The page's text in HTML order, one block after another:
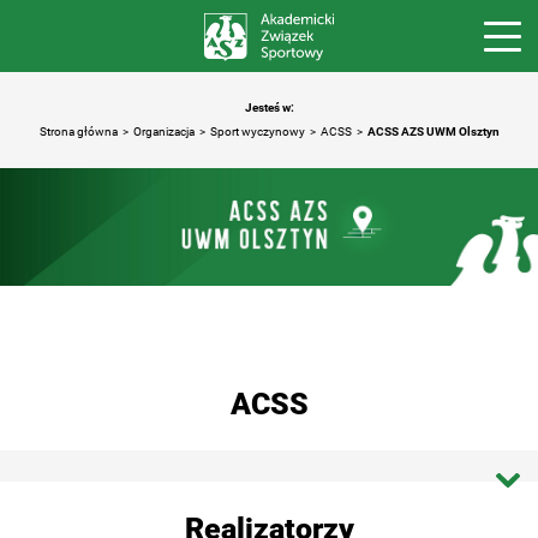
Jesteś w:
Strona główna
Organizacja Sport wyczynowy ACSS ACSS AZS UWM Olsztyn
ACSS
Realizatorzy